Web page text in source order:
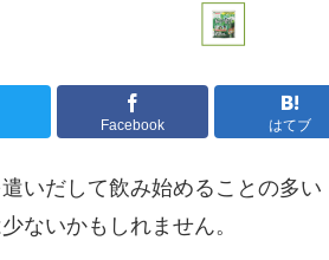
Facebook はてブ
いだして飲み始めることの多い
ないかもしれません。